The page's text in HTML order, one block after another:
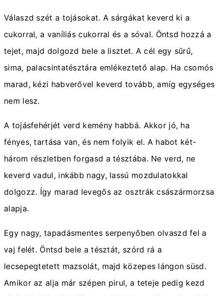
Válaszd szét a tojásokat. A sárgákat keverd ki a
cukorral, a vaníliás cukorral és a sóval. Öntsd hozzá a
tejet, majd dolgozd bele a lisztet. A cél egy sűrű,
sima, palacsintatésztára emlékeztető alap. Ha csomós
marad, kézi habverővel keverd tovább, amíg egységes
nem lesz.
A tojásfehérjét verd kemény habbá. Akkor jó, ha
fényes, tartása van, és nem folyik el. A habot két-
három részletben forgasd a tésztába. Ne verd, ne
keverd vadul, inkább nagy, lassú mozdulatokkal
dolgozz. Így marad levegős az osztrák császármorzsa
alapja.
Egy nagy, tapadásmentes serpenyőben olvaszd fel a
vaj felét. Öntsd bele a tésztát, szórd rá a
lecsepegtetett mazsolát, majd közepes lángon süsd.
Amikor az alja már szépen pirul, a teteje pedig kezd